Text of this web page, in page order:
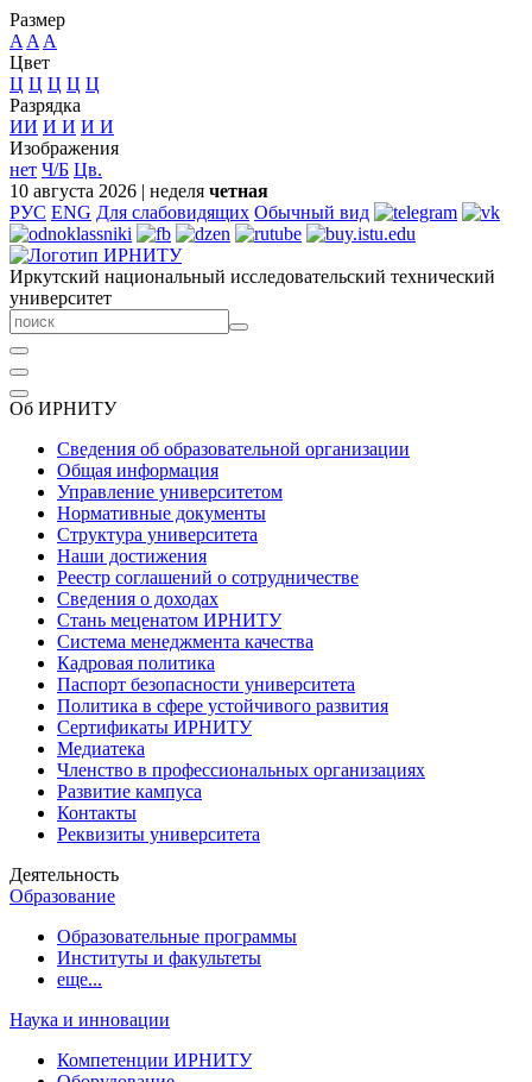
Размер
A A A
Цвет
Ц Ц Ц Ц Ц
Разрядка
ИИ И И И И
Изображения
нет Ч/Б Цв.
10 августа 2026 | неделя четная
РУС ENG Для слабовидящих Обычный вид
Иркутский национальный исследовательский технический
университет
Об ИРНИТУ
Сведения об образовательной организации
Общая информация
Управление университетом
Нормативные документы
Структура университета
Наши достижения
Реестр соглашений о сотрудничестве
Сведения о доходах
Стань меценатом ИРНИТУ
Система менеджмента качества
Кадровая политика
Паспорт безопасности университета
Политика в сфере устойчивого развития
Сертификаты ИРНИТУ
Медиатека
Членство в профессиональных организациях
Развитие кампуса
Контакты
Реквизиты университета
Деятельность
Образование
Образовательные программы
Институты и факультеты
еще...
Наука и инновации
Компетенции ИРНИТУ